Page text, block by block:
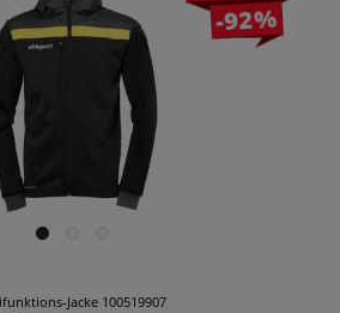
-92%
Jacke 100519907